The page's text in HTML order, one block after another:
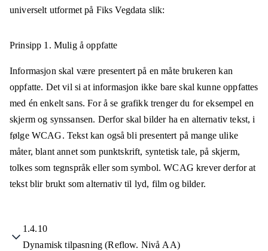
universelt utformet på Fiks Vegdata slik:
Prinsipp 1. Mulig å oppfatte
Informasjon skal være presentert på en måte brukeren kan
oppfatte. Det vil si at informasjon ikke bare skal kunne oppfattes
med én enkelt sans. For å se grafikk trenger du for eksempel en
skjerm og synssansen. Derfor skal bilder ha en alternativ tekst, i
følge WCAG. Tekst kan også bli presentert på mange ulike
måter, blant annet som punktskrift, syntetisk tale, på skjerm,
tolkes som tegnspråk eller som symbol. WCAG krever derfor at
tekst blir brukt som alternativ til lyd, film og bilder.
1.4.10
Dynamisk tilpasning (Reflow. Nivå AA)